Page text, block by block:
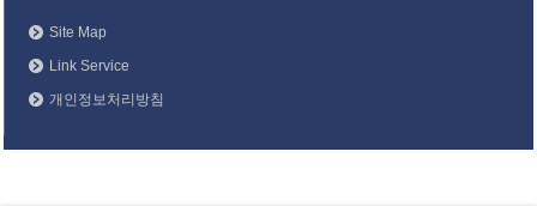
Site Map
Link Service
개인정보처리방침